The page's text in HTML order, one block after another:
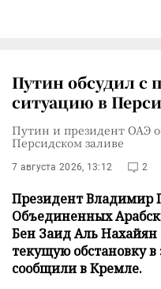
Путин обсудил с
ситуацию в
Путин и президент ОАЭ
Персидском заливе
7 августа 2026, 13:12 2
Президент Владимир
Объединенных
Бен Заид Аль
текущую обстановку в
сообщили в Кремле.